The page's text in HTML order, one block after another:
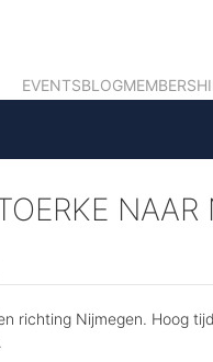
EVENTSBLOG
richting Nijmegen. Hoog